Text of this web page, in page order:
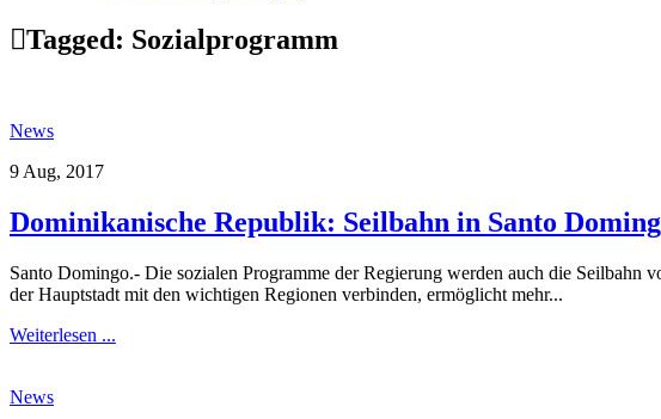
Tagged: Sozialprogramm
News
9 Aug, 2017
Dominikanische Republik: Seilbahn in Santo
Santo Domingo.- Die sozialen Programme der Regierung werden auch die Seilbahn
der Hauptstadt mit den wichtigen Regionen verbinden, ermöglicht mehr...
Weiterlesen ...
News